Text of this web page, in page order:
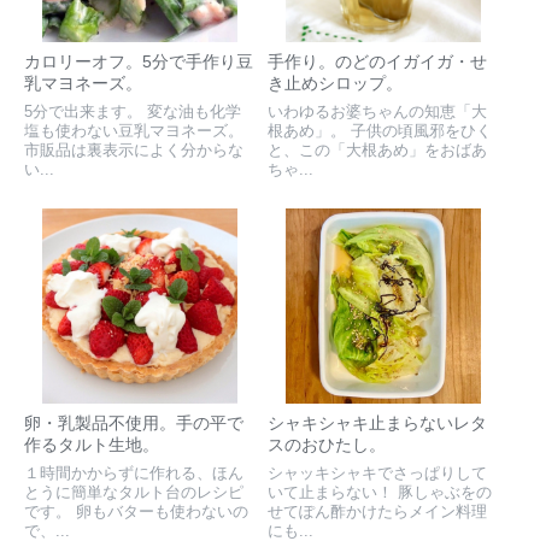
カロリーオフ。5分で手作り豆
乳マヨネーズ。
5分で出来ます。 変な油も化学
塩も使わない豆乳マヨネーズ。
市販品は裏表示によく分からな
い...
手作り。のどのイガイガ・せ
き止めシロップ。
いわゆるお婆ちゃんの知恵「大
根あめ」。 子供の頃風邪をひく
と、この「大根あめ」をおばあ
ちゃ...
卵・乳製品不使用。手の平で
作るタルト生地。
１時間かからずに作れる、ほん
とうに簡単なタルト台のレシピ
です。 卵もバターも使わないの
で、...
シャキシャキ止まらないレタ
スのおひたし。
シャッキシャキでさっぱりして
いて止まらない！ 豚しゃぶをの
せてぽん酢かけたらメイン料理
にも...